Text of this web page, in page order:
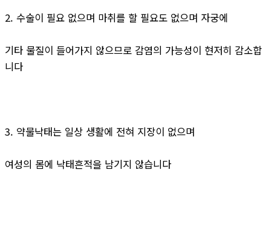
2. 수술이 필요 없으며 마취를 할 필요도 없으며 자궁에
기타 물질이 들어가지 않으므로 감염의 가능성이 현저히 감소합
니다
3. 약물낙태는 일상 생활에 전혀 지장이 없으며
여성의 몸에 낙태흔적을 남기지 않습니다